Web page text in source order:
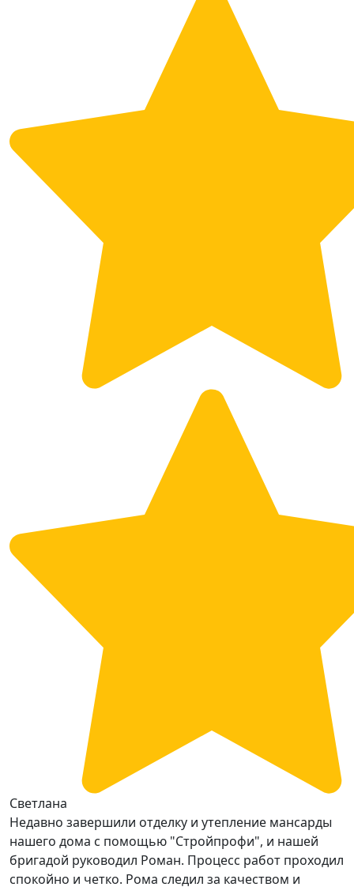
Светлана
Недавно завершили отделку и утепление мансарды
нашего дома с помощью "Стройпрофи", и нашей
бригадой руководил Роман. Процесс работ проходил
спокойно и четко. Рома следил за качеством и